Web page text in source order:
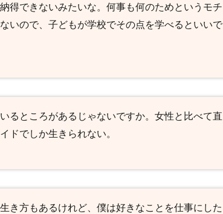
得できないみたいな。何事も何のためというモチ
いので、子どもが学校でその点を学べるといいで
るところがあるじゃないですか。女性と比べて直
ドでしか生きられない。
き方もあるけれど、僕は好きなことを仕事にした